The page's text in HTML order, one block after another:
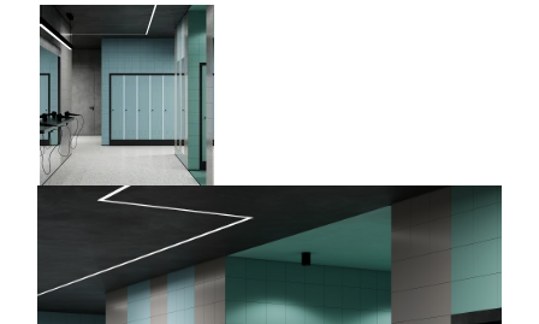
291-